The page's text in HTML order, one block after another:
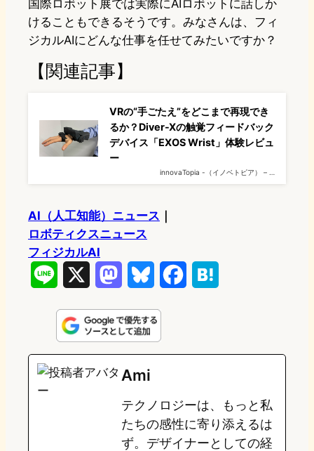
国際ロボット展では実際にAIロボットに話しか
けることもできるそうです。みなさんは、フィ
ジカルAIにどんな仕事を任せてみたいですか？
【関連記事】
VRの“手ごたえ”をどこまで再現でき
るか？Diver-Xの触覚フィードバック
デバイス「EXOS Wrist」体験レビュ
ー
innovaTopia -（イノベトピア） – …
AI（人工知能）ニュース
ロボティクスニュース
フィジカルAI
n
e
s
t
o
d
o
u
e
k
y
e
o
o
e
a
Ami
テクノロジーは、もっと私
たちの感性に寄り添えるは
ず。デザイナーとしての経